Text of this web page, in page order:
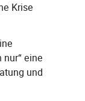
Krise
eine
und